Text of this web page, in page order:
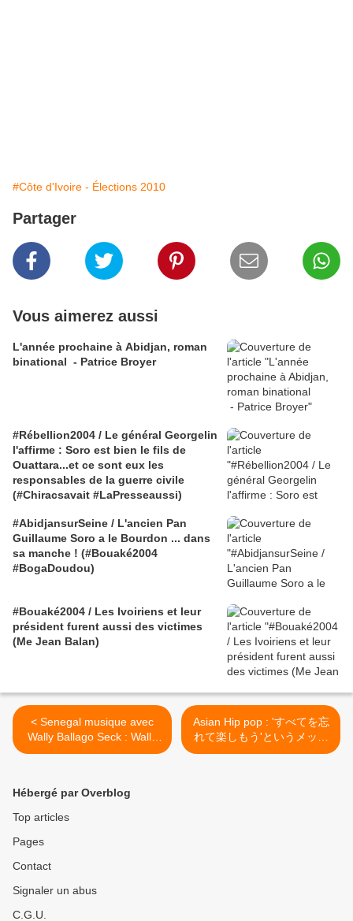
#Côte d'Ivoire - Élections 2010
Partager
Vous aimerez aussi
L'année prochaine à Abidjan, roman
binational - Patrice Broyer
#Rébellion2004 / Le général Georgelin
l'affirme : Soro est bien le fils de
Ouattara...et ce sont eux les
responsables de la guerre civile
(#Chiracsavait #LaPresseaussi)
#AbidjansurSeine / L'ancien Pan
Guillaume Soro a le Bourdon ... dans
sa manche ! (#Bouaké2004
#BogaDoudou)
#Bouaké2004 / Les Ivoiriens et leur
président furent aussi des victimes
(Me Jean Balan)
< Senegal musique avec
Wally Ballago Seck : Wally
Family
Asian Hip pop : 'すべてを忘
れて楽しもう'というメッセ
ージを中毒性のあるリフレ
Hébergé par Overblog
Top articles
Pages
Contact
Signaler un abus
C.G.U.